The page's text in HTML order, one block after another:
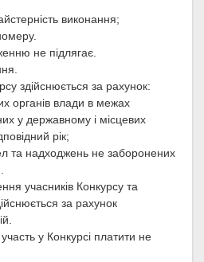
виконання;
не підлягає.
здійснюється за рахунок:
органів влади в межах
у державному і місцевих
рік;
та надходжень не заборонених
учасників Конкурсу та
за рахунок
у Конкурсі платити не